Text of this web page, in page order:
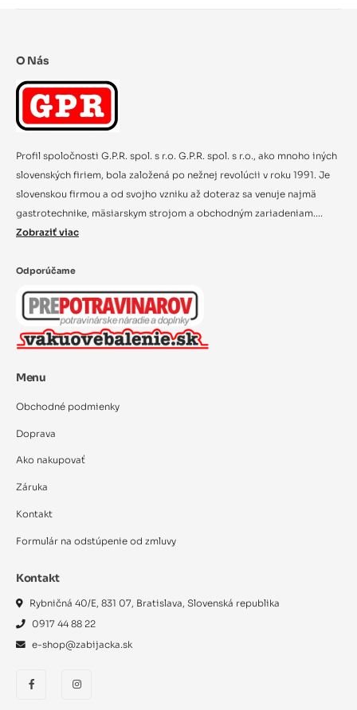
O Nás
Profil spoločnosti G.P.R. spol. s r.o. G.P.R. spol. s r.o., ako mnoho iných
slovenských firiem, bola založená po nežnej revolúcii v roku 1991. Je
slovenskou firmou a od svojho vzniku až doteraz sa venuje najmä
gastrotechnike, mäsiarskym strojom a obchodným zariadeniam....
Zobraziť viac
Odporúčame
Menu
Obchodné podmienky
Doprava
Ako nakupovať
Záruka
Kontakt
Formulár na odstúpenie od zmluvy
Kontakt
Rybničná 40/E, 831 07, Bratislava, Slovenská republika
0917 44 88 22
e-shop@zabijacka.sk